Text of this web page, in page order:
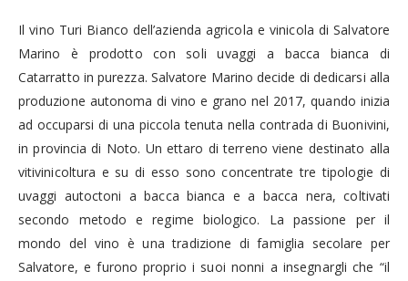
Il vino Turi Bianco dell’azienda agricola e vinicola di Salvatore
Marino è prodotto con soli uvaggi a bacca bianca di
Catarratto in purezza. Salvatore Marino decide di dedicarsi alla
produzione autonoma di vino e grano nel 2017, quando inizia
ad occuparsi di una piccola tenuta nella contrada di Buonivini,
in provincia di Noto. Un ettaro di terreno viene destinato alla
vitivinicoltura e su di esso sono concentrate tre tipologie di
uvaggi autoctoni a bacca bianca e a bacca nera, coltivati
secondo metodo e regime biologico. La passione per il
mondo del vino è una tradizione di famiglia secolare per
Salvatore, e furono proprio i suoi nonni a insegnargli che “il